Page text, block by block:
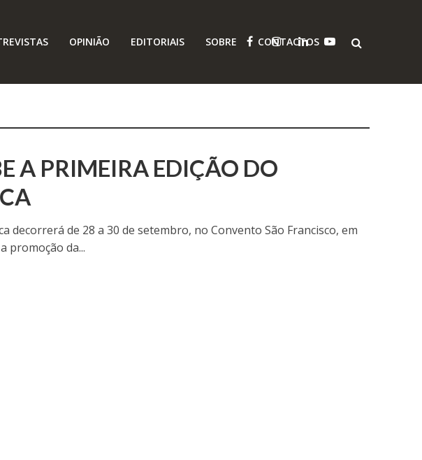
OPINIÃO EDITORIAIS SOBRE CONTACTOS
A PRIMEIRA EDIÇÃO DO
decorrerá de 28 a 30 de setembro, no Convento São Francisco, em
promoção da...